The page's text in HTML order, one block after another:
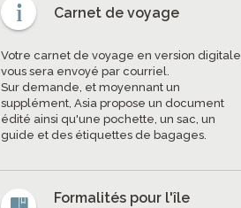
Carnet de voyage
Votre carnet de voyage en version digitale
vous sera envoyé par courriel.
Sur demande, et moyennant un
supplément, Asia propose un document
édité ainsi qu'une pochette, un sac, un
guide et des étiquettes de bagages.
Formalités pour l'île